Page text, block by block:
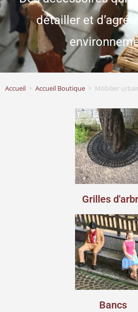
détailler et
Accueil > Accueil Boutique > Mobilier
Grilles
Bancs